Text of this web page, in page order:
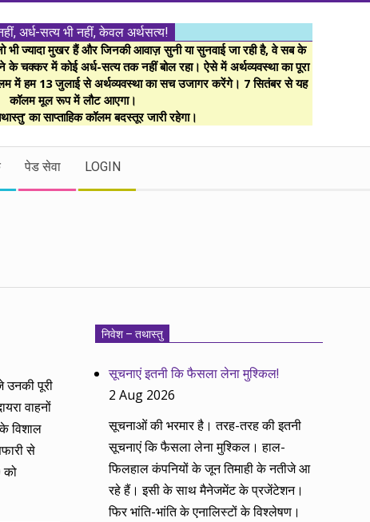
अर्ध-सत्य भी नहीं, केवल अर्थसत्य!
भी ज्यादा मुखर हैं और जिनकी आवाज़ सुनी या सुनवाई जा रही है, वे सब के
चक्कर में कोई अर्ध-सत्य तक नहीं बोल रहा। ऐसे में अर्थव्यवस्था का पूरा
में हम 13 जुलाई से अर्थव्यवस्था का सच उजागर करेंगे। 7 सितंबर से यह
कॉलम मूल रूप में लौट आएगा।
का साप्ताहिक कॉलम बदस्तूर जारी रहेगा।
पेड सेवा LOGIN
उनकी पूरी
वाहनों
विशाल
से
निवेश – तथास्तु
सूचनाएं इतनी कि फैसला लेना मुश्किल!
2 Aug 2026
सूचनाओं की भरमार है। तरह-तरह की इतनी
सूचनाएं कि फैसला लेना मुश्किल। हाल-
फिलहाल कंपनियों के जून तिमाही के नतीजे आ
रहे हैं। इसी के साथ मैनेजमेंट के प्रजेंटेशन।
फिर भांति-भांति के एनालिस्टों के विश्लेषण।